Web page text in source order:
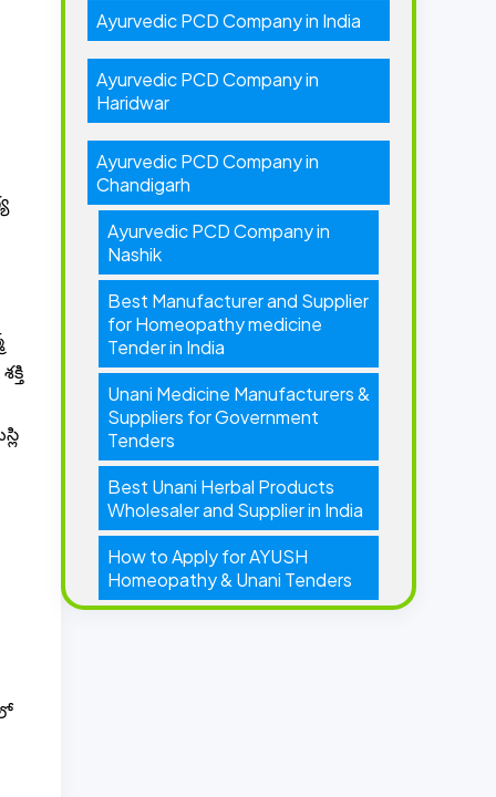
Ayurvedic PCD Company in India
Ayurvedic PCD Company in
Haridwar
Ayurvedic PCD Company in
Chandigarh
Ayurvedic PCD Company in
Nashik
Best Manufacturer and Supplier
for Homeopathy medicine
Tender in India
Unani Medicine Manufacturers &
Suppliers for Government
Tenders
Best Unani Herbal Products
Wholesaler and Supplier in India
How to Apply for AYUSH
Homeopathy & Unani Tenders